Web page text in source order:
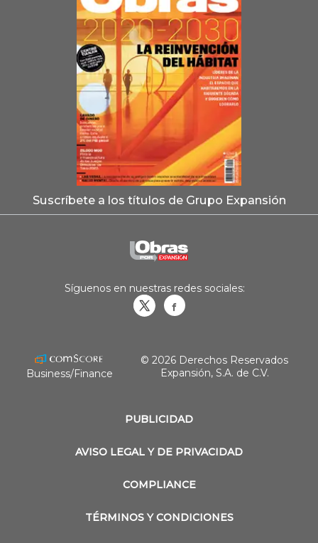
Suscríbete a los títulos de Grupo Expansión
PUBLICIDAD
AVISO LEGAL Y DE PRIVACIDAD
COMPLIANCE
TÉRMINOS Y CONDICIONES
Síguenos en nuestras redes sociales:
Business/Finance
© 2026 Derechos Reservados
Expansión, S.A. de C.V.